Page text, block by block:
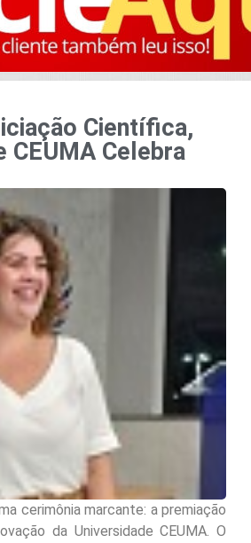
Científica,
Celebra
cerimônia marcante: a premiação
da Universidade CEUMA. O